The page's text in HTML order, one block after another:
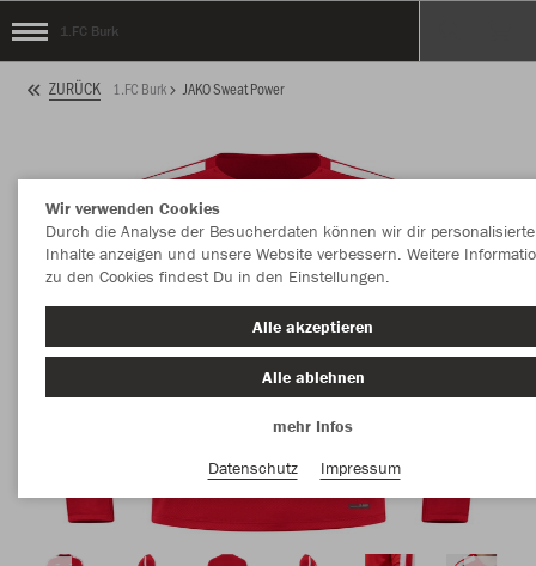
1.FC Burk
ZURÜCK 1.FC Burk JAKO Sweat Power
Wir verwenden Cookies
Durch die Analyse der Besucherdaten können wir dir personalisierte
Inhalte anzeigen und unsere Website verbessern. Weitere
zu den Cookies findest Du in den Einstellungen.
Alle akzeptieren
Alle ablehnen
mehr Infos
Datenschutz
Impressum